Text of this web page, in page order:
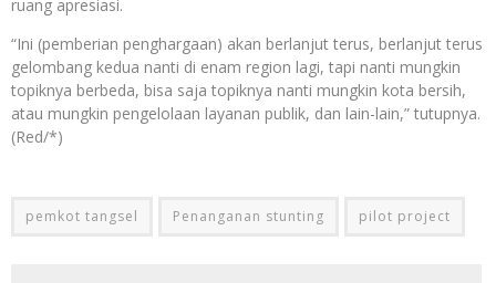
ruang apresiasi.
“Ini (pemberian penghargaan) akan berlanjut terus, berlanjut terus
gelombang kedua nanti di enam region lagi, tapi nanti mungkin
topiknya berbeda, bisa saja topiknya nanti mungkin kota bersih,
atau mungkin pengelolaan layanan publik, dan lain-lain,” tutupnya.
(Red/*)
pemkot tangsel Penanganan stunting pilot project